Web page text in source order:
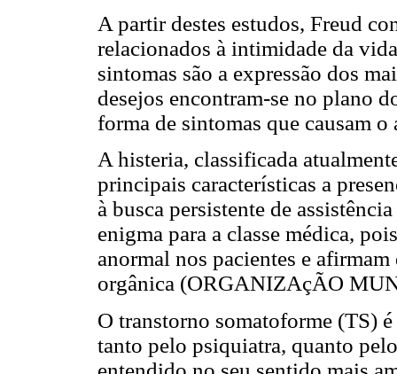
A partir destes estudos, Freud
relacionados à intimidade da
sintomas são a expressão dos
desejos encontram-se no plano
forma de sintomas que causam
A histeria, classificada
principais características a
à busca persistente de
enigma para a classe médica,
anormal nos pacientes e
orgânica (ORGANIZAçÃO
O transtorno somatoforme (TS)
tanto pelo psiquiatra, quanto